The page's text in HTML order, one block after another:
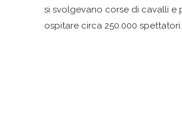
si svolgevano corse di cavalli e
ospitare circa 250.000 spettatori.